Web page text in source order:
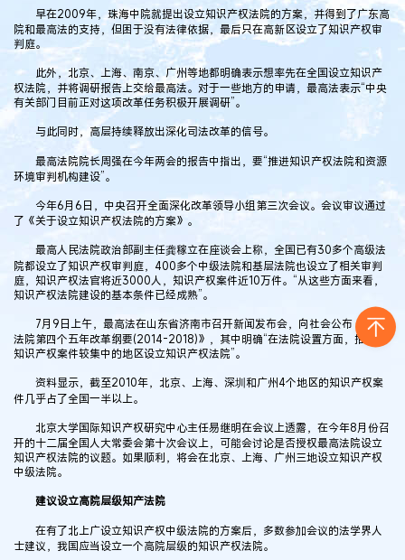
早在2009年，珠海中院就提出设立知识产权法院的方案，并得到了广东高
院和最高法的支持，但困于没有法律依据，最后只在高新区设立了知识产权审
判庭。
此外，北京、上海、南京、广州等地都明确表示想率先在全国设立知识产
权法院，并将调研报告上交给最高法。对于一些地方的申请，最高法表示“中央
有关部门目前正对这项改革任务积极开展调研”。
与此同时，高层持续释放出深化司法改革的信号。
最高法院院长周强在今年两会的报告中指出，要“推进知识产权法院和资源
环境审判机构建设”。
今年6月6日，中央召开全面深化改革领导小组第三次会议。会议审议通过
了《关于设立知识产权法院的方案》。
最高人民法院政治部副主任龚稼立在座谈会上称，全国已有30多个高级法
院都设立了知识产权审判庭，400多个中级法院和基层法院也设立了相关审判
庭，知识产权法官将近3000人，知识产权案件近10万件。“从这些方面来看，
知识产权法院建设的基本条件已经成熟”。
7月9日上午，最高法在山东省济南市召开新闻发布会，向社会公布《人民
法院第四个五年改革纲要(2014-2018)》，其中明确“在法院设置方面，推动在
知识产权案件较集中的地区设立知识产权法院”。
资料显示，截至2010年，北京、上海、深圳和广州4个地区的知识产权案
件几乎占了全国一半以上。
北京大学国际知识产权研究中心主任易继明在会议上透露，在今年8月份召
开的十二届全国人大常委会第十次会议上，可能会讨论是否授权最高法院设立
知识产权法院的议题。如果顺利，将会在北京、上海、广州三地设立知识产权
中级法院。
建议设立高院层级知产法院
在有了北上广设立知识产权中级法院的方案后，多数参加会议的法学界人
士建议，我国应当设立一个高院层级的知识产权法院。